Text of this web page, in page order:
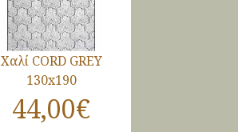
Χαλί CORD GREY
130x190
44,00€